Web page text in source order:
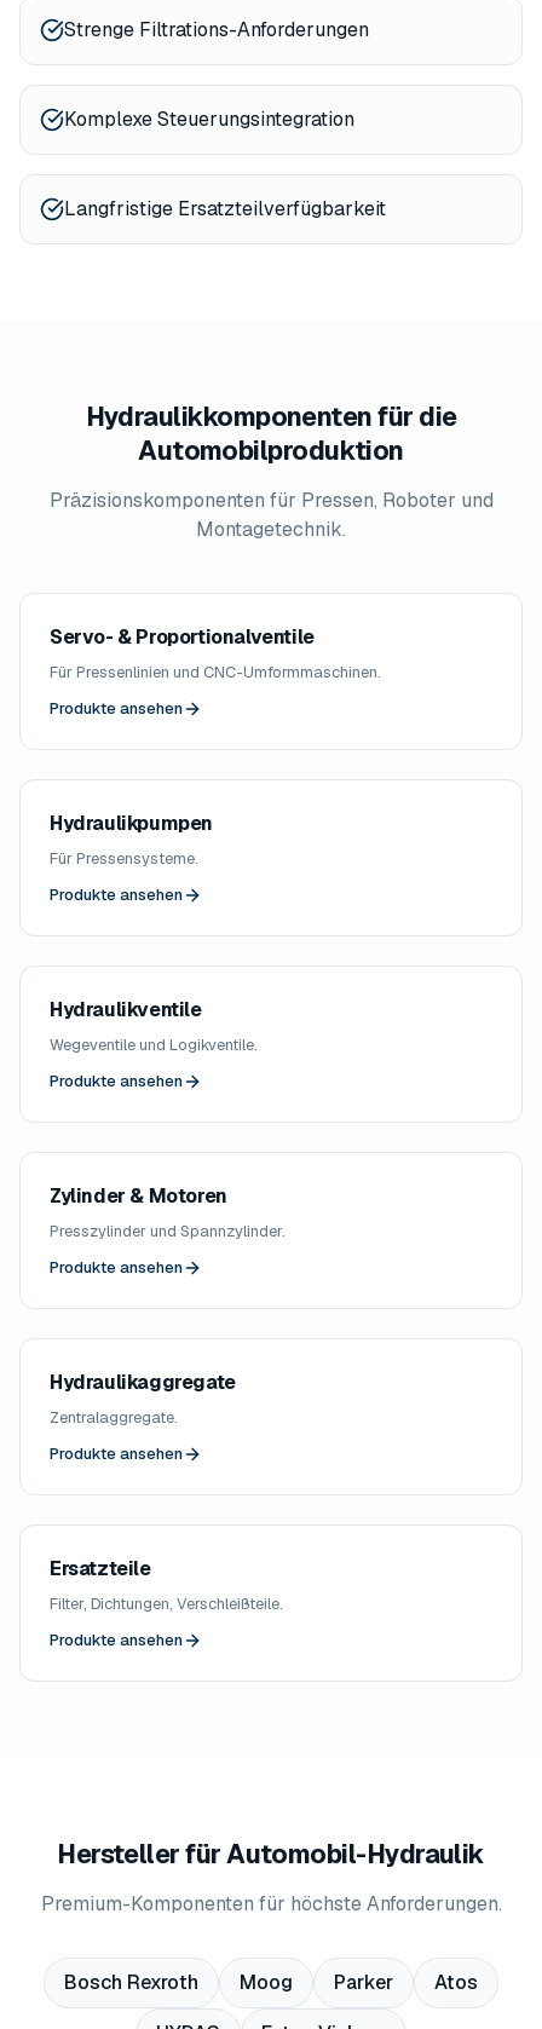
Strenge Filtrations-Anforderungen
Komplexe Steuerungsintegration
Langfristige Ersatzteilverfügbarkeit
Hydraulikkomponenten für die
Automobilproduktion
Präzisionskomponenten für Pressen, Roboter und
Montagetechnik.
Servo- & Proportionalventile
Für Pressenlinien und CNC-Umformmaschinen.
Produkte ansehen
Hydraulikpumpen
Für Pressensysteme.
Produkte ansehen
Hydraulikventile
Wegeventile und Logikventile.
Produkte ansehen
Zylinder & Motoren
Presszylinder und Spannzylinder.
Produkte ansehen
Hydraulikaggregate
Zentralaggregate.
Produkte ansehen
Ersatzteile
Filter, Dichtungen, Verschleißteile.
Produkte ansehen
Hersteller für Automobil-Hydraulik
Premium-Komponenten für höchste Anforderungen.
Bosch Rexroth Moog Parker
Atos